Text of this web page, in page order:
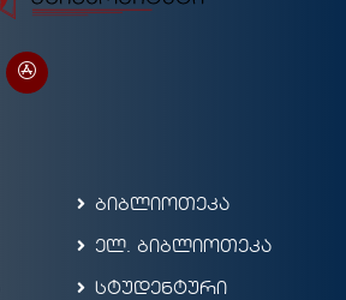
ბიბლიოთეკა
ელ. ბიბლიოთეკა
სტუდენტური